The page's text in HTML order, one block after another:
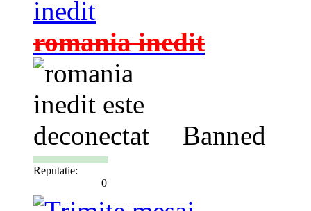
romania inedit
Banned
Reputatie:
0